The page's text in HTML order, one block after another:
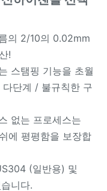
의 2/10의 0.02mm
!
스탬핑 기능을 초월
단계 / 불규칙한 구
없는 프로세스는
에 평평함을 보장합
(일반용) 및
니다.